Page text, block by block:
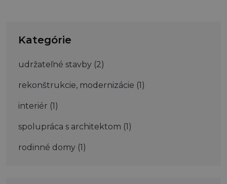
Kategórie
udržateľné stavby (2)
rekonštrukcie, modernizácie (1)
interiér (1)
spolupráca s architektom (1)
rodinné domy (1)